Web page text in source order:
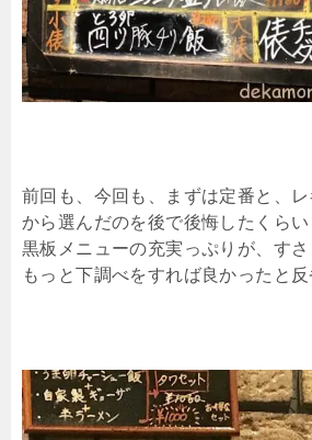
前回も、今回も、まずは定番と、
から選んだのを後で後悔したくらい
黒板メニューの充実っぷりが、すさ
もっと下調べをすれば良かったと